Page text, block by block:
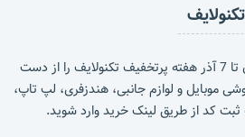
تکنولایف
: از 30 آبان تا 7 آذر هفته پرتخفیف تکنولایف را از دست
موبایل و لوازم جانبی، هندزفری، لپ تاپ،
کد از طریق لینک خرید وارد شوید.